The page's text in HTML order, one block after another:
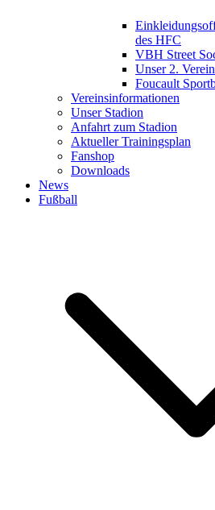
des HFC
VBH Street
Unser 2.
Foucault
Vereinsinformationen
Unser Stadion
Anfahrt zum Stadion
Aktueller Trainingsplan
Fanshop
Downloads
News
Fußball